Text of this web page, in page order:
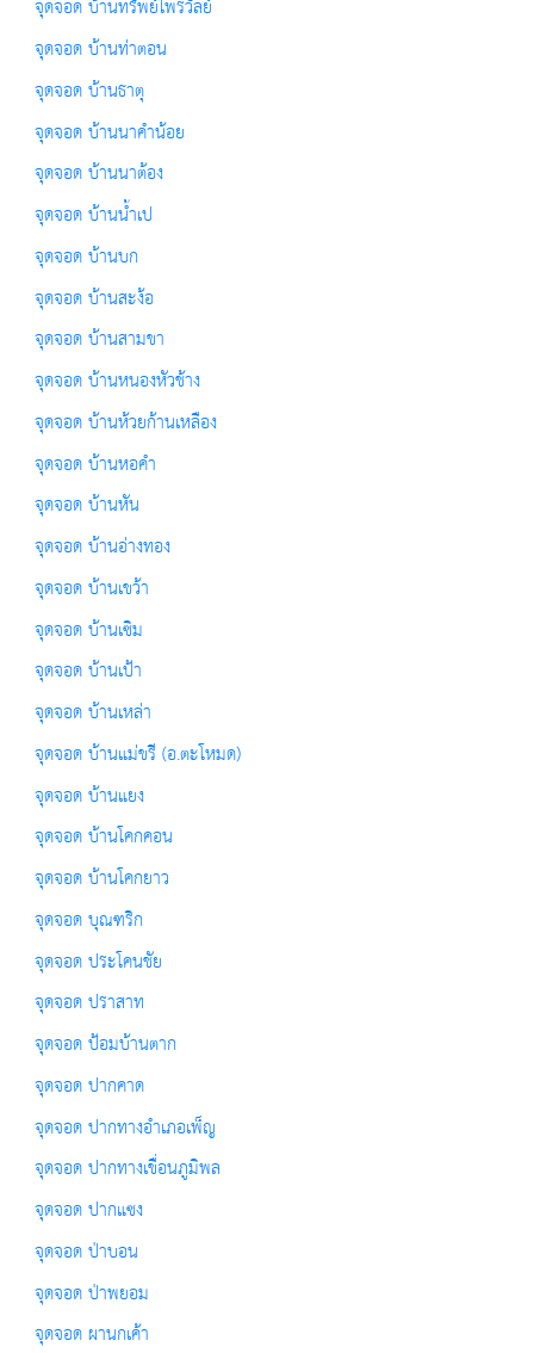
จุดจอด บ้านทรัพย์ไพรวัลย์
จุดจอด บ้านท่าตอน
จุดจอด บ้านธาตุ
จุดจอด บ้านนาคำน้อย
จุดจอด บ้านนาต้อง
จุดจอด บ้านน้ำเป
จุดจอด บ้านบก
จุดจอด บ้านสะง้อ
จุดจอด บ้านสามขา
จุดจอด บ้านหนองหัวช้าง
จุดจอด บ้านห้วยก้านเหลือง
จุดจอด บ้านหอคำ
จุดจอด บ้านหัน
จุดจอด บ้านอ่างทอง
จุดจอด บ้านเขว้า
จุดจอด บ้านเซิม
จุดจอด บ้านเป้า
จุดจอด บ้านเหล่า
จุดจอด บ้านแม่ขรี (อ.ตะโหมด)
จุดจอด บ้านแยง
จุดจอด บ้านโคกคอน
จุดจอด บ้านโคกยาว
จุดจอด บุณฑริก
จุดจอด ประโคนชัย
จุดจอด ปราสาท
จุดจอด ป้อมบ้านตาก
จุดจอด ปากคาด
จุดจอด ปากทางอำเภอเพ็ญ
จุดจอด ปากทางเขื่อนภูมิพล
จุดจอด ปากแซง
จุดจอด ป่าบอน
จุดจอด ป่าพยอม
จุดจอด ผานกเค้า